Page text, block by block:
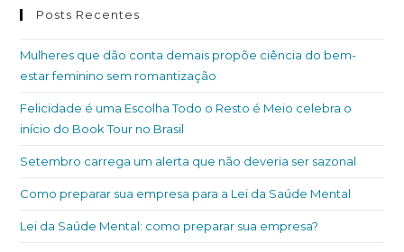
Posts Recentes
Mulheres que dão conta demais propõe ciência do bem-
estar feminino sem romantização
Felicidade é uma Escolha Todo o Resto é Meio celebra o
início do Book Tour no Brasil
Setembro carrega um alerta que não deveria ser sazonal
Como preparar sua empresa para a Lei da Saúde Mental
Lei da Saúde Mental: como preparar sua empresa?